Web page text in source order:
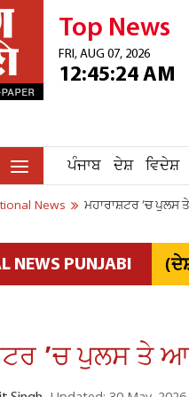
Top News
FRI, AUG 07, 2026
12:45:24 AM
ਪੰਜਾਬ ਦੇਸ਼ ਵਿਦੇਸ਼
News ਮਹਾਰਾਸ਼ਟਰ ’ਚ ਪੁਲਸ
NEWS PUNJABI
’ਚ ਪੁਲਸ ਤੇ